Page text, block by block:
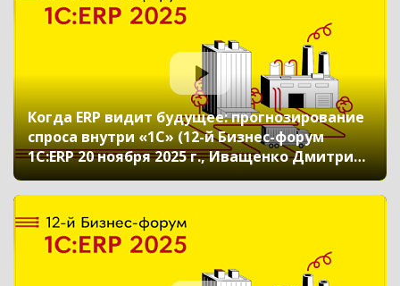
Когда ERP видит будущее: прогнозирование
спроса внутри «1С» (12-й Бизнес-форум
1С:ERP 20 ноября 2025 г., Иващенко Дмитрий,
ГК «Сладкая жизнь»)